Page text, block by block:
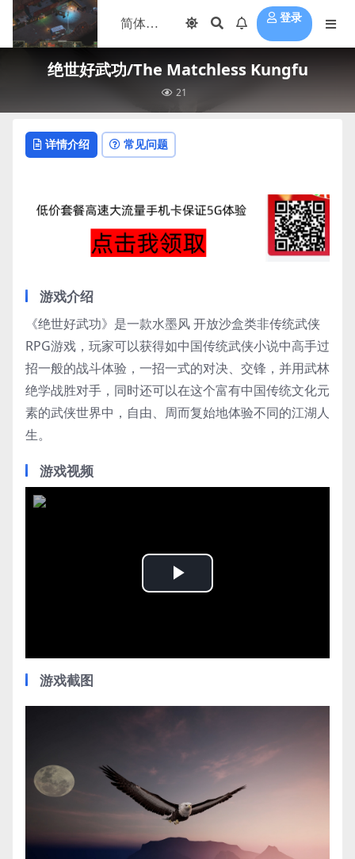
登录
绝世好武功/The Matchless Kungfu
21
详情介绍 常见问题
游戏介绍
《绝世好武功》是一款水墨风 开放沙盒类非传统武侠
RPG游戏，玩家可以获得如中国传统武侠小说中高手过
招一般的战斗体验，一招一式的对决、交锋，并用武林
绝学战胜对手，同时还可以在这个富有中国传统文化元
素的武侠世界中，自由、周而复始地体验不同的江湖人
生。
游戏视频
Play
游戏截图